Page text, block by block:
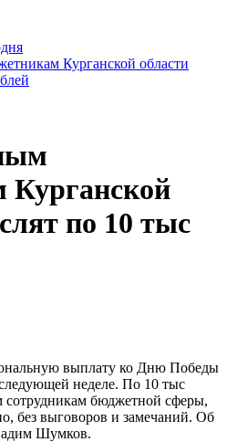
Курганской области
Курганской
по 10 тыс
выплату ко Дню Победы
неделе. По 10 тыс
сотрудникам бюджетной сферы,
без выговоров и замечаний. Об
Шумков.